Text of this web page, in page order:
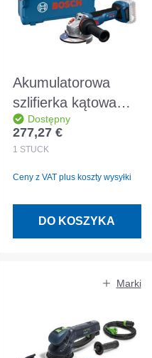
Akumulatorowa
szlifierka kątowa
Bosch GWS 18V-11
S, L-BOXX 136
Dostępny
Cena regularna:
277,27 €
1 STÜCK
Ceny z VAT plus koszty wysyłki
DO KOSZYKA
Marki